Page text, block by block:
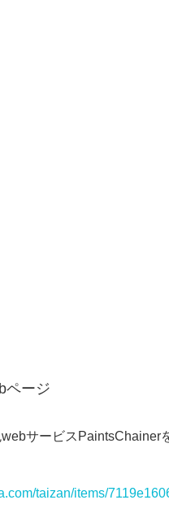
ページ
サービスPaintsChainer
taizan/items/